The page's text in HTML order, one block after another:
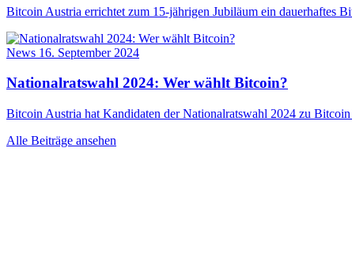
Bitcoin Austria errichtet zum 15-jährigen Jubiläum ein dauerhaftes
News 16. September 2024
Nationalratswahl 2024: Wer wählt Bitcoin?
Bitcoin Austria hat Kandidaten der Nationalratswahl 2024 zu
Alle Beiträge ansehen